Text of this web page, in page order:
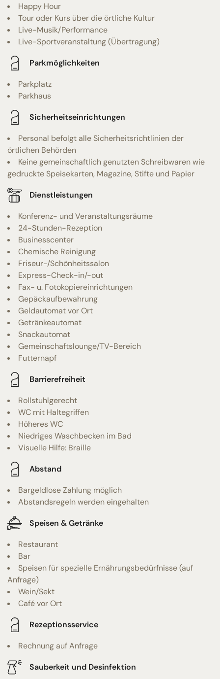
Happy Hour
Tour oder Kurs über die örtliche Kultur
Live-Musik/Performance
Live-Sportveranstaltung (Übertragung)
Parkmöglichkeiten
Parkplatz
Parkhaus
Sicherheitseinrichtungen
Personal befolgt alle Sicherheitsrichtlinien der
örtlichen Behörden
Keine gemeinschaftlich genutzten Schreibwaren wie
gedruckte Speisekarten, Magazine, Stifte und Papier
Dienstleistungen
Konferenz- und Veranstaltungsräume
24-Stunden-Rezeption
Businesscenter
Chemische Reinigung
Friseur-/Schönheitssalon
Express-Check-in/-out
Fax- u. Fotokopiereinrichtungen
Gepäckaufbewahrung
Geldautomat vor Ort
Getränkeautomat
Snackautomat
Gemeinschaftslounge/TV-Bereich
Futternapf
Barrierefreiheit
Rollstuhlgerecht
WC mit Haltegriffen
Höheres WC
Niedriges Waschbecken im Bad
Visuelle Hilfe: Braille
Abstand
Bargeldlose Zahlung möglich
Abstandsregeln werden eingehalten
Speisen & Getränke
Restaurant
Bar
Speisen für spezielle Ernährungsbedürfnisse (auf
Anfrage)
Wein/Sekt
Café vor Ort
Rezeptionsservice
Rechnung auf Anfrage
Sauberkeit und Desinfektion